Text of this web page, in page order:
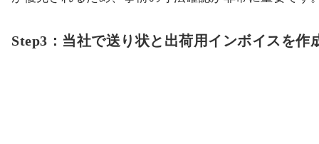
Step3：当社で送り状と出荷用インボイスを作